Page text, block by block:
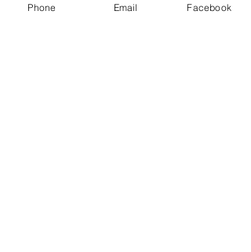
Phone Email Facebook